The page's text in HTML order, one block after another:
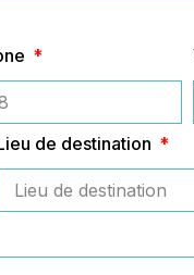
de destination